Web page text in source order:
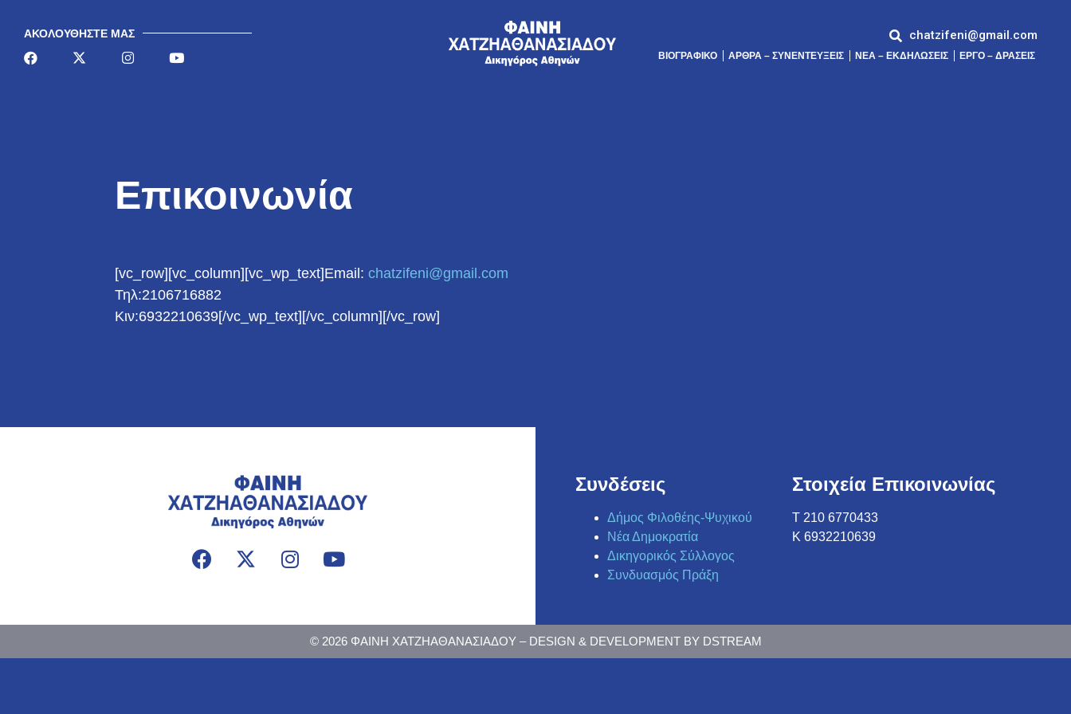
AΚΟΛΟΥΘΉΣΤΕ ΜΑΣ chatzifeni@gmail.com
ΒΙΟΓΡΑΦΙΚΌ ΆΡΘΡΑ – ΣΥΝΕΝΤΕΎΞΕΙΣ ΝΕΑ – ΕΚΔΗΛΩΣΕΙΣ ΕΡΓΟ – ΔΡΑΣΕΙΣ
Επικοινωνία
[vc_row][vc_column][vc_wp_text]Email:chatzifeni@gmail.com
Τηλ:2106716882
Κιν:6932210639[/vc_wp_text][/vc_column][/vc_row]
Συνδέσεις
Δήμος Φιλοθέης-Ψυχικού
Νέα Δημοκρατία
Δικηγορικός Σύλλογος
Συνδυασμός Πράξη
Στοιχεία Επικοινωνίας
Τ 210 6770433
K 6932210639
© 2026 ΦΑΙΝΗ ΧΑΤΖΗΑΘΑΝΑΣΙΑΔΟΥ – DESIGN & DEVELOPMENT BY DSTREAM